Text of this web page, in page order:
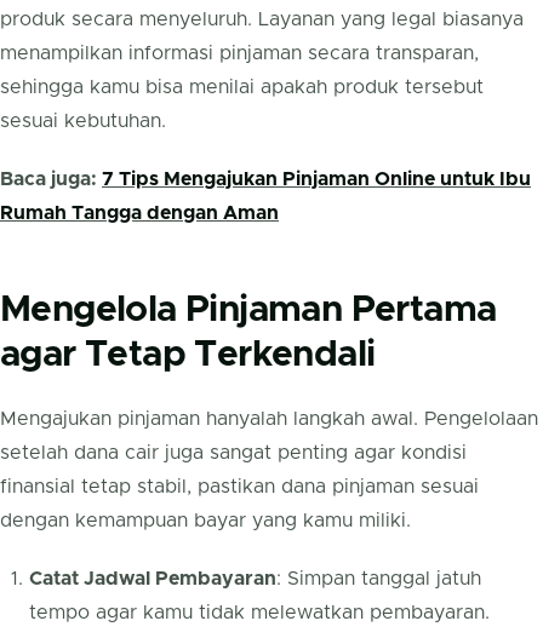
produk secara menyeluruh. Layanan yang legal biasanya
menampilkan informasi pinjaman secara transparan,
sehingga kamu bisa menilai apakah produk tersebut
sesuai kebutuhan.
Baca juga: 7 Tips Mengajukan Pinjaman Online untuk Ibu
Rumah Tangga dengan Aman
Mengelola Pinjaman Pertama
agar Tetap Terkendali
Mengajukan pinjaman hanyalah langkah awal. Pengelolaan
setelah dana cair juga sangat penting agar kondisi
finansial tetap stabil, pastikan dana pinjaman sesuai
dengan kemampuan bayar yang kamu miliki.
Catat Jadwal Pembayaran: Simpan tanggal jatuh
tempo agar kamu tidak melewatkan pembayaran.